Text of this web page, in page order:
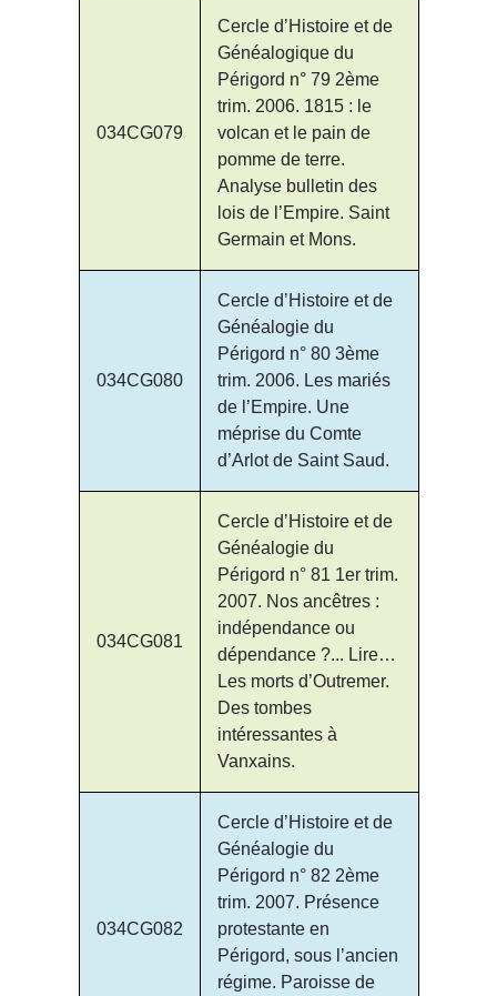
034CG079
Cercle d’Histoire et de
Généalogique du
Périgord n° 79 2ème
trim. 2006. 1815 : le
volcan et le pain de
pomme de terre.
Analyse bulletin des
lois de l’Empire. Saint
Germain et Mons.
034CG080
Cercle d’Histoire et de
Généalogie du
Périgord n° 80 3ème
trim. 2006. Les mariés
de l’Empire. Une
méprise du Comte
d’Arlot de Saint Saud.
034CG081
Cercle d’Histoire et de
Généalogie du
Périgord n° 81 1er trim.
2007. Nos ancêtres :
indépendance ou
dépendance ?... Lire…
Les morts d’Outremer.
Des tombes
intéressantes à
Vanxains.
034CG082
Cercle d’Histoire et de
Généalogie du
Périgord n° 82 2ème
trim. 2007. Présence
protestante en
Périgord, sous l’ancien
régime. Paroisse de